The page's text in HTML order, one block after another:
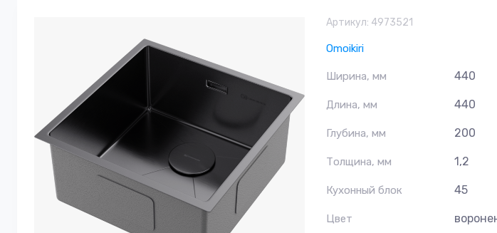
Артикул: 4973521
Omoikiri
Ширина, мм 440
Длина, мм 440
Глубина, мм 200
Толщина, мм 1,2
Кухонный блок 45
Цвет